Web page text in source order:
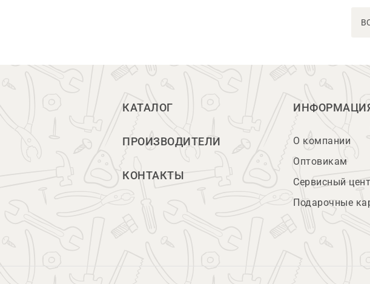
КАТАЛОГ
ПРОИЗВОДИТЕЛИ
КОНТАКТЫ
О компании
Оптовикам
Сервисный
Подарочные